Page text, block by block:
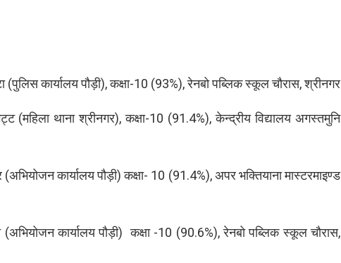
(पुलिस कार्यालय पौड़ी), कक्षा-10 (93%), रेनबो पब्लिक स्कूल चौरास, श्रीनगर
(महिला थाना श्रीनगर), कक्षा-10 (91.4%), केन्द्रीय विद्यालय अगस्तमुनि
कार्यालय पौड़ी) कक्षा- 10 (91.4%), अपर भक्तियाना मास्टरमाइण्ड
कार्यालय पौड़ी) कक्षा -10 (90.6%), रेनबो पब्लिक स्कूल चौरास,